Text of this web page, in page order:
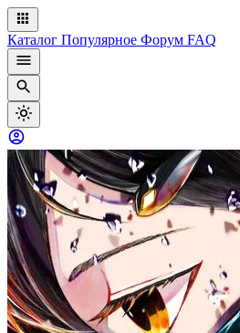
Каталог Популярное Форум FAQ